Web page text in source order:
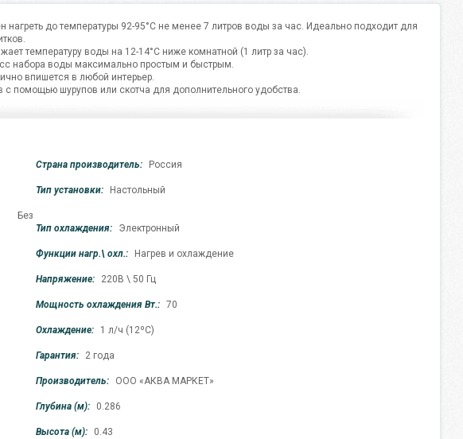
до температуры 92-95°C не менее 7 литров воды за час. Идеально подходит для
температуру воды на 12-14°C ниже комнатной (1 литр за час).
набора воды максимально простым и быстрым.
впишется в любой интерьер.
с помощью шурупов или скотча для дополнительного удобства.
Страна производитель: Россия
Тип установки: Настольный
Без
Тип охлаждения: Электронный
Функции нагр.\ охл.: Нагрев и охлаждение
Напряжение: 220В \ 50 Гц
Мощность охлаждения Вт.: 70
Охлаждение: 1 л/ч (12ºС)
Гарантия: 2 года
Производитель: ООО «АКВА МАРКЕТ»
Глубина (м): 0.286
Высота (м): 0.43